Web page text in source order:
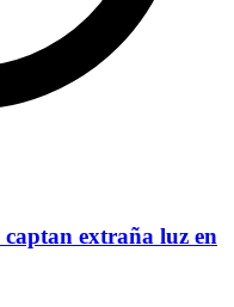
extraña luz en